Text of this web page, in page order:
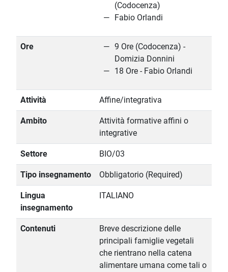
(Codocenza)
Fabio Orlandi
Ore
9 Ore (Codocenza) -
Domizia Donnini
18 Ore - Fabio Orlandi
Attività Affine/integrativa
Ambito
Attività formative affini o
integrative
Settore BIO/03
Tipo insegnamento Obbligatorio (Required)
Lingua
insegnamento
ITALIANO
Contenuti
Breve descrizione delle
principali famiglie vegetali
che rientrano nella catena
alimentare umana come tali o